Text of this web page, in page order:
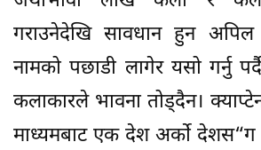
गराउनेदेखि सावधान हुन अपिल
नामको पछाडी लागेर यसो गर्नु
कलाकारले भावना तोड्दैन।
माध्यमबाट एक देश अर्को